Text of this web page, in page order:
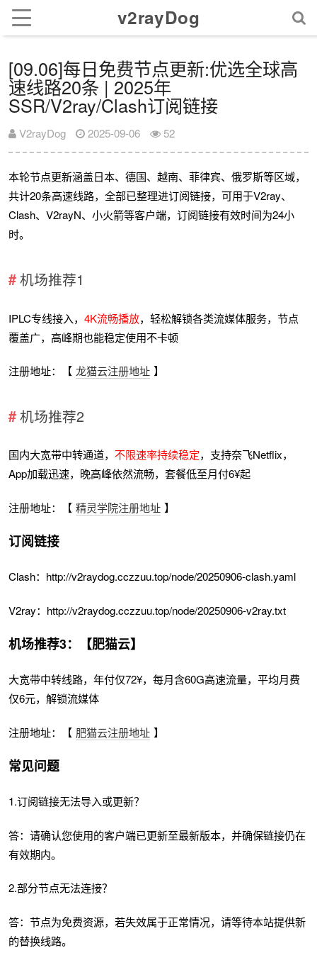
v2rayDog
[09.06]每日免费节点更新:优选全球高
速线路20条 | 2025年
SSR/V2ray/Clash订阅链接
V2rayDog 2025-09-06 52
本轮节点更新涵盖日本、德国、越南、菲律宾、俄罗斯等区域，
共计20条高速线路，全部已整理进订阅链接，可用于V2ray、
Clash、V2rayN、小火箭等客户端，订阅链接有效时间为24小
时。
机场推荐1
IPLC专线接入，4K流畅播放，轻松解锁各类流媒体服务，节点
覆盖广，高峰期也能稳定使用不卡顿
注册地址：【 龙猫云注册地址 】
机场推荐2
国内大宽带中转通道，不限速率持续稳定，支持奈飞Netflix，
App加载迅速，晚高峰依然流畅，套餐低至月付6¥起
注册地址：【 精灵学院注册地址 】
订阅链接
Clash：http://v2raydog.cczzuu.top/node/20250906-clash.yaml
V2ray：http://v2raydog.cczzuu.top/node/20250906-v2ray.txt
机场推荐3：【肥猫云】
大宽带中转线路，年付仅72¥，每月含60G高速流量，平均月费
仅6元，解锁流媒体
注册地址：【 肥猫云注册地址 】
常见问题
1.订阅链接无法导入或更新？
答：请确认您使用的客户端已更新至最新版本，并确保链接仍在
有效期内。
2.部分节点无法连接？
答：节点为免费资源，若失效属于正常情况，请等待本站提供新
的替换线路。